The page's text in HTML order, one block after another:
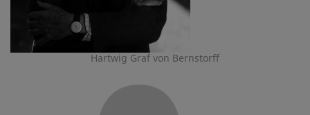
Hartwig Graf von Bernstorff